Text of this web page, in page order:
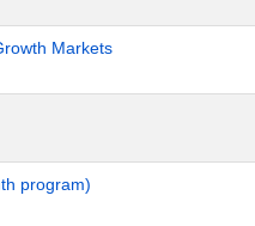
Markets
program)